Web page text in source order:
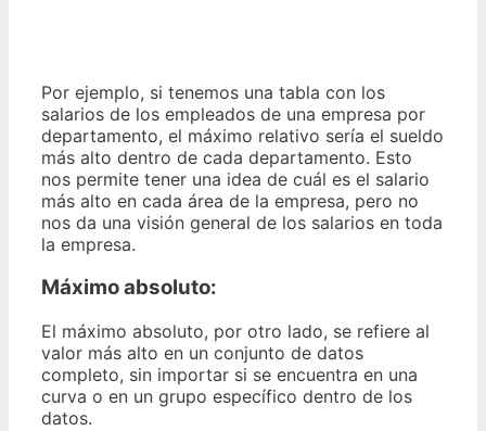
Por ejemplo, si tenemos una tabla con los
salarios de los empleados de una empresa por
departamento, el máximo relativo sería el sueldo
más alto dentro de cada departamento. Esto
nos permite tener una idea de cuál es el salario
más alto en cada área de la empresa, pero no
nos da una visión general de los salarios en toda
la empresa.
Máximo absoluto:
El máximo absoluto, por otro lado, se refiere al
valor más alto en un conjunto de datos
completo, sin importar si se encuentra en una
curva o en un grupo específico dentro de los
datos.